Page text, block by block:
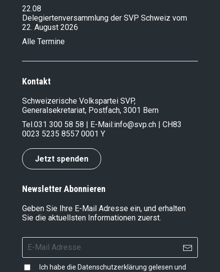
22.08
Delegiertenversammlung der SVP Schweiz vom
22. August 2026
Alle Termine
Kontakt
Schweizerische Volkspartei SVP,
Generalsekretariat, Postfach, 3001 Bern
Tel.031 300 58 58 | E-Mail:info@svp.ch | CH83
0023 5235 8557 0001 Y
Jetzt spenden
Newsletter Abonnieren
Geben Sie Ihre E-Mail Adresse ein, und erhalten
Sie die aktuellsten Informationen zuerst.
Ich habe die Datenschutzerklärung gelesen und